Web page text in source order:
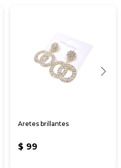
Aretes brillantes
$ 99